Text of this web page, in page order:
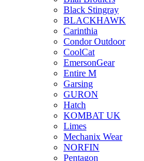
Black Stingray
BLACKHAWK
Carinthia
Condor Outdoor
CoolCat
EmersonGear
Entire M
Garsing
GURON
Hatch
KOMBAT UK
Limes
Mechanix Wear
NORFIN
Pentagon